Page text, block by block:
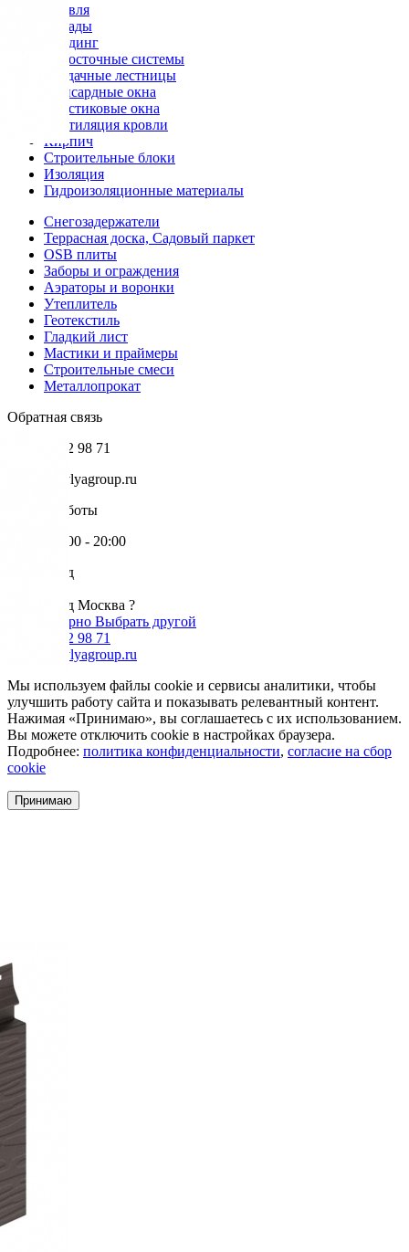
Кровля
Фасады
Сайдинг
Водосточные системы
Чердачные лестницы
Мансардные окна
Пластиковые окна
Вентиляция кровли
Кирпич
Строительные блоки
Изоляция
Гидроизоляционные материалы
Снегозадержатели
Террасная доска, Садовый паркет
OSB плиты
Заборы и ограждения
Аэраторы и воронки
Утеплитель
Геотекстиль
Гладкий лист
Мастики и праймеры
Строительные смеси
Металлопрокат
Обратная связь
+7 985 002 98 71
info@krovlyagroup.ru
Режим работы
Пн-Пт: 9:00 - 20:00
Ваш город
Ваш город Москва ?
Да, все верно Выбрать другой
+7 985 002 98 71
info@krovlyagroup.ru
Мы используем файлы cookie и сервисы аналитики, чтобы
улучшить работу сайта и показывать релевантный контент.
Нажимая «Принимаю», вы соглашаетесь с их использованием.
Вы можете отключить cookie в настройках браузера.
Подробнее: политика конфиденциальности, согласие на сбор
cookie
Принимаю